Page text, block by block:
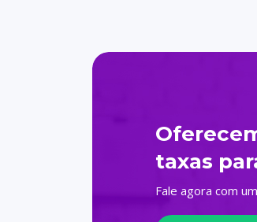
taxas
Fale agora com